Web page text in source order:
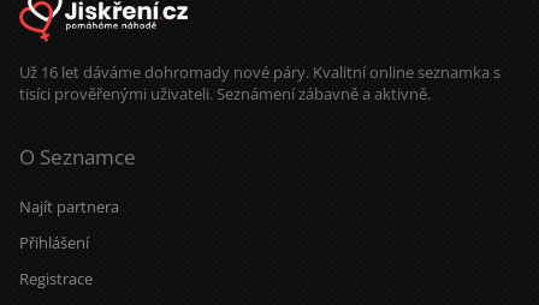
Už 16 let dáváme dohromady nové páry. Kvalitní online seznamka s
tisíci prověřenými uživateli. Seznámení zábavně a aktivně.
O Seznamce
Najít partnera
Přihlášení
Registrace